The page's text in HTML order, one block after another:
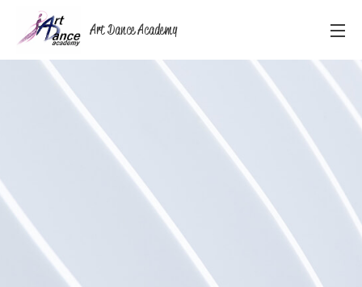
Art Dance Academy